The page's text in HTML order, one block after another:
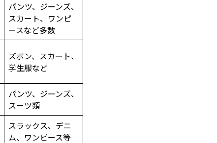
パンツ、ジーンズ、
スカート、ワンピ
ースなど多数
ズボン、スカート、
学生服など
パンツ、ジーンズ、
スーツ類
スラックス、デニ
ム、ワンピース等